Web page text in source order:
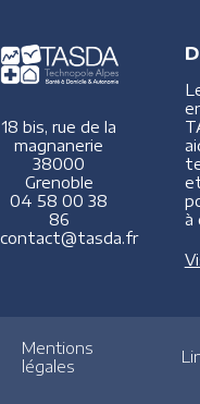
18 bis, rue de la
magnanerie
38000
Grenoble
04 58 00 38
86
contact@tasda.fr
à
Mentions
légales